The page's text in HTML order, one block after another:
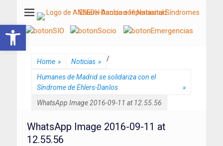
ANSEDH
Asociación Nacional del Síndrome de Ehlers-Danlos e Hiperlaxitud
Home » Noticias » /
Humanes de Madrid se solidariza con el
Síndrome de Ehlers-Danlos
»
WhatsApp Image 2016-09-11 at 12.55.56
WhatsApp Image 2016-09-11 at
12.55.56
Abrir barra de herramientas